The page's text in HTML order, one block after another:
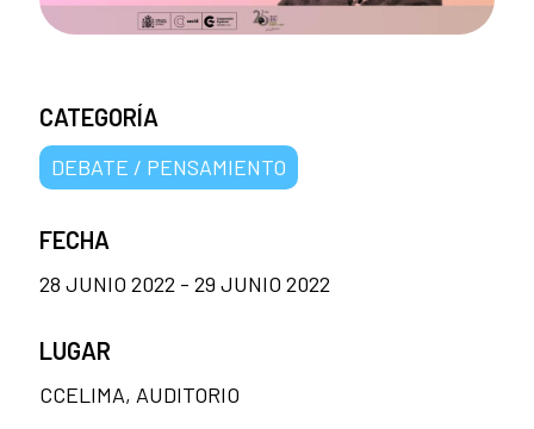
CATEGORÍA
DEBATE / PENSAMIENTO
FECHA
28 JUNIO 2022 - 29 JUNIO 2022
LUGAR
CCELIMA, AUDITORIO